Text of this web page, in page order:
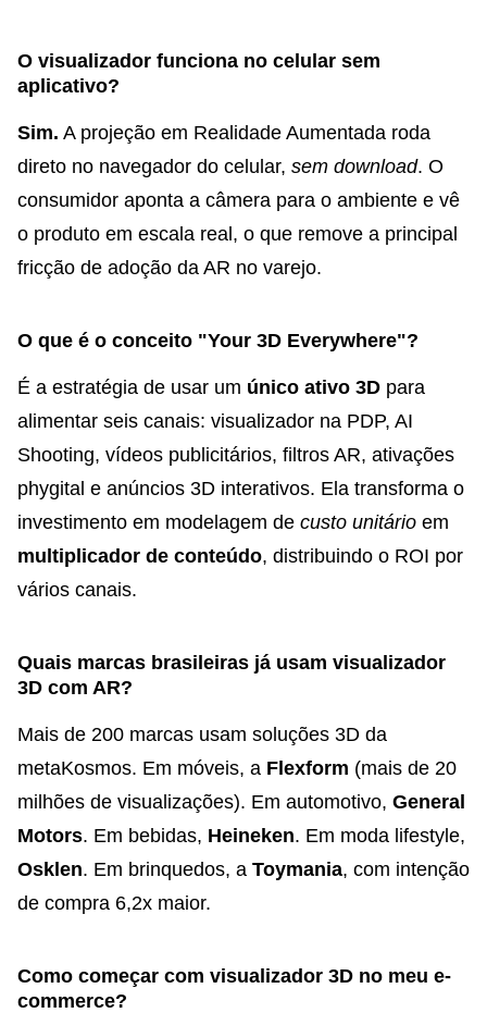
O visualizador funciona no celular sem
aplicativo?
Sim. A projeção em Realidade Aumentada roda
direto no navegador do celular, sem download. O
consumidor aponta a câmera para o ambiente e vê
o produto em escala real, o que remove a principal
fricção de adoção da AR no varejo.
O que é o conceito "Your 3D Everywhere"?
É a estratégia de usar um único ativo 3D para
alimentar seis canais: visualizador na PDP, AI
Shooting, vídeos publicitários, filtros AR, ativações
phygital e anúncios 3D interativos. Ela transforma o
investimento em modelagem de custo unitário em
multiplicador de conteúdo, distribuindo o ROI por
vários canais.
Quais marcas brasileiras já usam visualizador
3D com AR?
Mais de 200 marcas usam soluções 3D da
metaKosmos. Em móveis, a Flexform (mais de 20
milhões de visualizações). Em automotivo, General
Motors. Em bebidas, Heineken. Em moda lifestyle,
Osklen. Em brinquedos, a Toymania, com intenção
de compra 6,2x maior.
Como começar com visualizador 3D no meu e-
commerce?